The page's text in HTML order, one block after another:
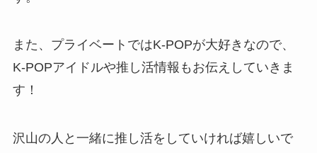
また、プライベートではK-POPが大好きなので、
K-POPアイドルや推し活情報もお伝えしていきま
す！
沢山の人と一緒に推し活をしていければ嬉しいで